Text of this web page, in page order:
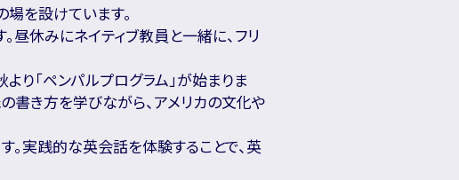
を設けています。
昼休みにネイティブ教員と一緒に、フリ
り「ペンパルプログラム」が始まりま
書き方を学びながら、アメリカの文化や
。実践的な英会話を体験することで、英